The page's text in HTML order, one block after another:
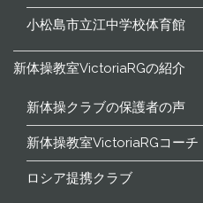
小松島市立江中学校体育館
新体操教室VictoriaRGの紹介
新体操クラブの保護者の声
新体操教室VictoriaRGコーチ
ロシア提携クラブ